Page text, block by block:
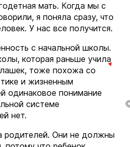
мать. Когда мы с
я поняла сразу, что
У нас все получится.
с начальной школы.
которая раньше учила
тоже похожа со
и жизненным
одинаковое понимание
системе
нет.
родителей. Они не должны